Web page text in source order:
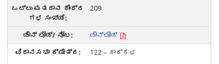
209
ಡೌನ್‌ಲೋಡ್
122 – ಕಾರ್ಕಳ